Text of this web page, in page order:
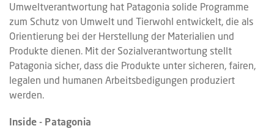
Umweltverantwortung hat Patagonia solide Programme
zum Schutz von Umwelt und Tierwohl entwickelt, die als
Orientierung bei der Herstellung der Materialien und
Produkte dienen. Mit der Sozialverantwortung stellt
Patagonia sicher, dass die Produkte unter sicheren, fairen,
legalen und humanen Arbeitsbedigungen produziert
werden.
Inside - Patagonia